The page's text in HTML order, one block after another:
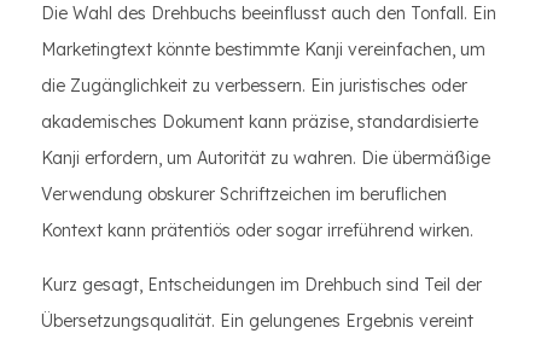
Die Wahl des Drehbuchs beeinflusst auch den Tonfall. Ein
Marketingtext könnte bestimmte Kanji vereinfachen, um
die Zugänglichkeit zu verbessern. Ein juristisches oder
akademisches Dokument kann präzise, ​​standardisierte
Kanji erfordern, um Autorität zu wahren. Die übermäßige
Verwendung obskurer Schriftzeichen im beruflichen
Kontext kann prätentiös oder sogar irreführend wirken.
Kurz gesagt, Entscheidungen im Drehbuch sind Teil der
Übersetzungsqualität. Ein gelungenes Ergebnis vereint